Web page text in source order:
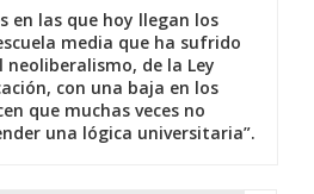
en las que hoy llegan los
media que ha sufrido
neoliberalismo, de la Ley
con una baja en los
que muchas veces no
una lógica universitaria”.